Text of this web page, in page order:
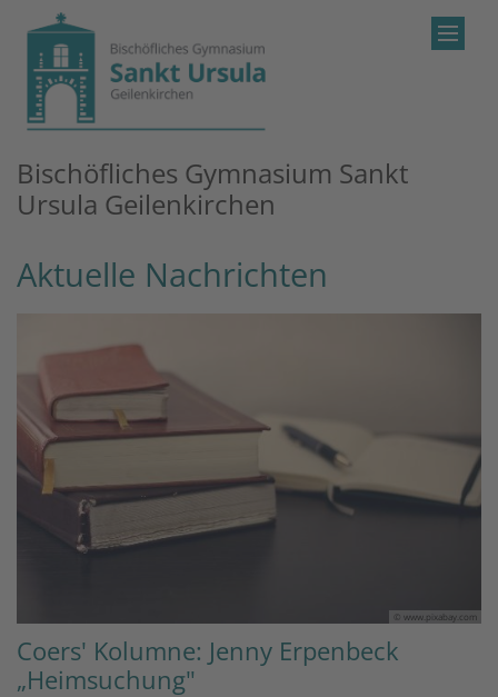
Zum Inhalt springen
Bischöfliches Gymnasium Sankt
Ursula Geilenkirchen
Aktuelle Nachrichten
© www.pixabay.com
Coers' Kolumne: Jenny Erpenbeck
„Heimsuchung"